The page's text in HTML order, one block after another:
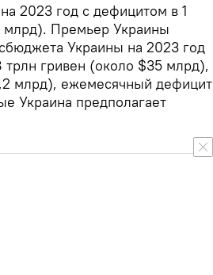
2023 год с дефицитом в 1
млрд). Премьер Украины
Украины на 2023 год
трлн гривен (около $35 млрд),
млрд), ежемесячный дефицит
Украина предполагает